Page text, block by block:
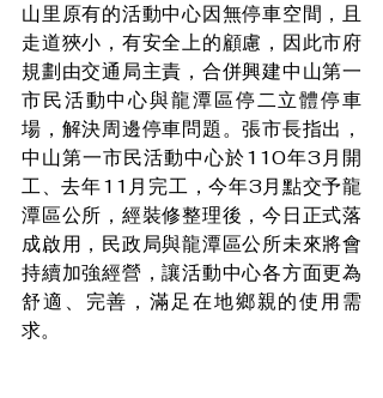
山里原有的活動中心因無停車空間，且
走道狹小，有安全上的顧慮，因此市府
規劃由交通局主責，合併興建中山第一
市民活動中心與龍潭區停二立體停車
場，解決周邊停車問題。張市長指出，
中山第一市民活動中心於110年3月開
工、去年11月完工，今年3月點交予龍
潭區公所，經裝修整理後，今日正式落
成啟用，民政局與龍潭區公所未來將會
持續加強經營，讓活動中心各方面更為
舒適、完善，滿足在地鄉親的使用需
求。